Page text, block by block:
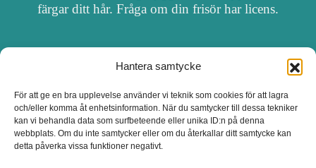
Hantera samtycke
För att ge en bra upplevelse använder vi teknik som cookies för att lagra
och/eller komma åt enhetsinformation. När du samtycker till dessa tekniker
kan vi behandla data som surfbeteende eller unika ID:n på denna
webbplats. Om du inte samtycker eller om du återkallar ditt samtycke kan
detta påverka vissa funktioner negativt.
färgar ditt hår. Fråga om din frisör har licens.
OM FRISÖRSÖK
UPPDATERA SALONG